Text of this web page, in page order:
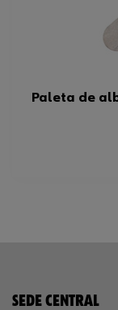
Paleta de
SEDE CENTRAL